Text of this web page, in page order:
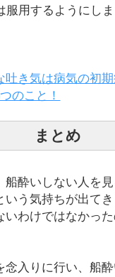
服用するようにしま
吐き気は病気の初
のこと！
まとめ
船酔いしない人を
いう気持ちが出て
わけではなかった
念入りに行い、船